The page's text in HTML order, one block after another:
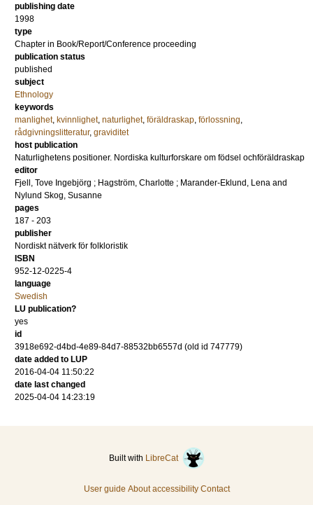
publishing date
1998
type
Chapter in Book/Report/Conference proceeding
publication status
published
subject
Ethnology
keywords
manlighet, kvinnlighet, naturlighet, föräldraskap, förlossning,
rådgivningslitteratur, graviditet
host publication
Naturlighetens positioner. Nordiska kulturforskare om födsel ochföräldraskap
editor
Fjell, Tove Ingebjörg ; Hagström, Charlotte ; Marander-Eklund, Lena and
Nylund Skog, Susanne
pages
187 - 203
publisher
Nordiskt nätverk för folkloristik
ISBN
952-12-0225-4
language
Swedish
LU publication?
yes
id
3918e692-d4bd-4e89-84d7-88532bb6557d (old id 747779)
date added to LUP
2016-04-04 11:50:22
date last changed
2025-04-04 14:23:19
Built with LibreCat
User guide About accessibility Contact